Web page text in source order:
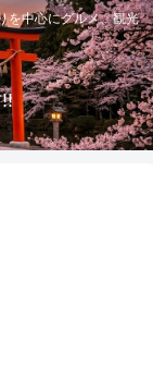
を中心にグルメ、観光